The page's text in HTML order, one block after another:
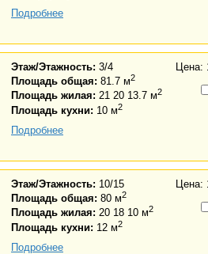
Подробнее
Этаж/Этажность: 3/4
Площадь общая: 81.7 м2
Площадь жилая: 21 20 13.7 м2
Площадь кухни: 10 м2
Подробнее
Цена:
Этаж/Этажность: 10/15
Площадь общая: 80 м2
Площадь жилая: 20 18 10 м2
Площадь кухни: 12 м2
Подробнее
Цена: